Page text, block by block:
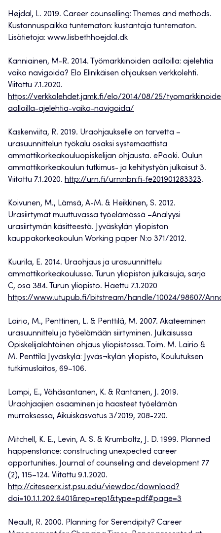
Højdal, L. 2019. Career counselling: Themes and methods.
Kustannuspaikka tuntematon: kustantaja tuntematon.
Lisätietoja: www.lisbethhoejdal.dk
Kanniainen, M-R. 2014. Työmarkkinoiden aalloilla: ajelehtia
vaiko navigoida? Elo Elinikäisen ohjauksen verkkolehti.
Viitattu 7.1.2020.
https://verkkolehdet.jamk.fi/elo/2014/08/25/
aalloilla-ajelehtia-vaiko-navigoida/
Kaskenviita, R. 2019. Uraohjaukselle on tarvetta –
urasuunnittelun työkalu osaksi systemaattista
ammattikorkeakouluopiskelijan ohjausta. ePooki. Oulun
ammattikorkeakoulun tutkimus- ja kehitystyön julkaisut 3.
Viitattu 7.1.2020. http://urn.fi/urn:nbn:fi-fe201901283323.
Koivunen, M., Lämsä, A-M. & Heikkinen, S. 2012.
Urasiirtymät muuttuvassa työelämässä –Analyysi
urasiirtymän käsitteestä. Jyväskylän yliopiston
kauppakorkeakoulun Working paper N:o 371/2012.
Kuurila, E. 2014. Uraohjaus ja urasuunnittelu
ammattikorkeakoulussa. Turun yliopiston julkaisuja, sarja
C, osa 384. Turun yliopisto. Haettu 7.1.2020
https://www.utupub.fi/bitstream/handle/10024/98607/
Lairio, M., Penttinen, L. & Penttilä, M. 2007. Akateeminen
urasuunnittelu ja työelämään siirtyminen. Julkaisussa
Opiskelijalähtöinen ohjaus yliopistossa. Toim. M. Lairio &
M. Penttilä Jyväskylä: Jyväs¬kylän yliopisto, Koulutuksen
tutkimuslaitos, 69–106.
Lampi, E., Vähäsantanen, K. & Rantanen, J. 2019.
Uraohjaajien osaaminen ja haasteet työelämän
murroksessa, Aikuiskasvatus 3/2019, 208-220.
Mitchell, K. E., Levin, A. S. & Krumboltz, J. D. 1999. Planned
happenstance: constructing unexpected career
opportunities. Journal of counseling and development 77
(2), 115–124. Viitattu 9.1.2020.
http://citeseerx.ist.psu.edu/viewdoc/download?
doi=10.1.1.202.6401&rep=rep1&type=pdf#page=3
Neault, R. 2000. Planning for Serendipity? Career